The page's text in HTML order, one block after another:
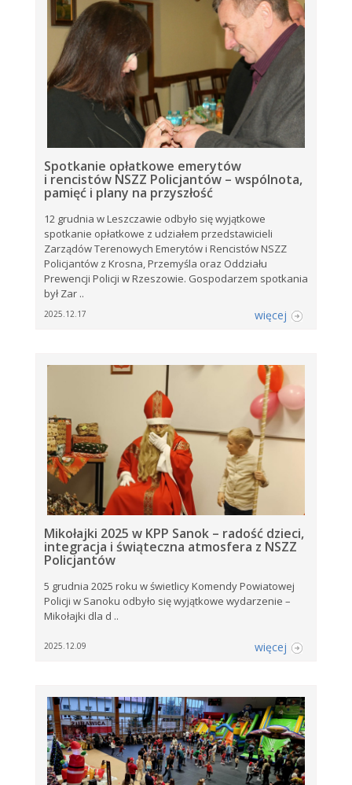
Spotkanie opłatkowe emerytów
i rencistów NSZZ Policjantów – wspólnota,
pamięć i plany na przyszłość
12 grudnia w Leszczawie odbyło się wyjątkowe
spotkanie opłatkowe z udziałem przedstawicieli
Zarządów Terenowych Emerytów i Rencistów NSZZ
Policjantów z Krosna, Przemyśla oraz Oddziału
Prewencji Policji w Rzeszowie. Gospodarzem spotkania
był Zar ..
2025.12.17 więcej
Mikołajki 2025 w KPP Sanok – radość dzieci,
integracja i świąteczna atmosfera z NSZZ
Policjantów
5 grudnia 2025 roku w świetlicy Komendy Powiatowej
Policji w Sanoku odbyło się wyjątkowe wydarzenie –
Mikołajki dla d ..
2025.12.09 więcej